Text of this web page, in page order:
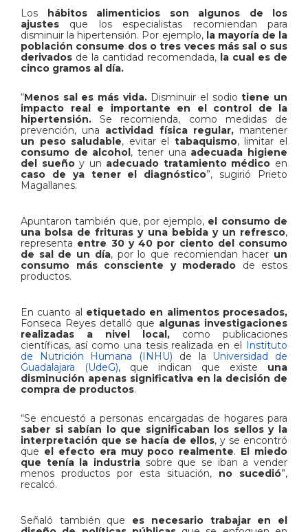
Los hábitos alimenticios son algunos de los
ajustes que los especialistas recomiendan para
disminuir la hipertensión. Por ejemplo, la mayoría de la
población consume dos o tres veces más sal o sus
derivados de la cantidad recomendada, la cual es de
cinco gramos al día.
“Menos sal es más vida.Disminuir el sodiotiene un
impacto real e importante en el control de la
hipertensión. Se recomienda, como medidas de
prevención, una actividad física regular,mantener
un peso saludable, evitar el tabaquismo, limitar el
consumo de alcohol, tener una adecuada higiene
del sueñoy un adecuado tratamiento médico en
caso de ya tener el diagnóstico”, sugirió Prieto
Magallanes.
Apuntaron también que, por ejemplo, el consumo de
una bolsa de frituras y una bebida y un refresco,
representa entre 30 y 40 por ciento del consumo
de sal de un día, por lo que recomiendan hacer un
consumo más consciente y moderado de estos
productos.
En cuanto al etiquetado en alimentos procesados,
Fonseca Reyes detalló que algunas investigaciones
realizadas a nivel local, como publicaciones
científicas, así como una tesis realizada en el Instituto
de Nutrición Humana (INHU) de la Universidad de
Guadalajara (UdeG), que indican que existe una
disminución apenas significativa en la decisión de
compra de productos.
“Se encuestó a personas encargadas de hogares para
saber si sabían lo que significaban los sellos y la
interpretación que se hacía de ellos, y se encontró
que el efecto era muy poco realmente. El miedo
que tenía la industria sobre que se iban a vender
menos productos por esta situación, no sucedió”,
recalcó.
Señaló también que es necesario trabajar en el